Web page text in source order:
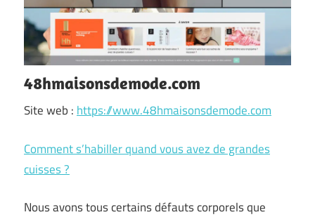
48hmaisonsdemode.com
Site web : https://www.48hmaisonsdemode.com
Comment s’habiller quand vous avez de grandes
cuisses ?
Nous avons tous certains défauts corporels que